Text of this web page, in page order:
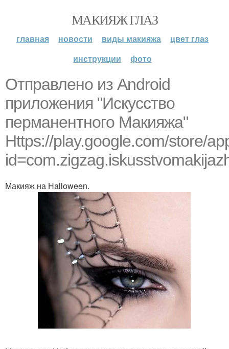
МАКИЯЖ ГЛАЗ
главная новости виды макияжа
цвет глаз
инструкции
фото
Отправлено из Android
приложения "Искусство
перманентного Макияжа"
Https://play.google.com/store/
Макияж на Halloween.